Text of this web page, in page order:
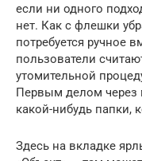
если ни одного
нет. Как с флешки
потребуется ручное
пользователи
утомительной
Первым делом через
какой-нибудь папки,
Здесь на вкладке